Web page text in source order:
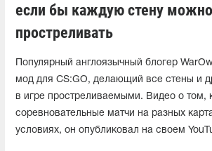
если бы каждую стену
простреливать
Популярный англоязычный блогер
мод для CS:GO, делающий все стены и
в игре простреливаемыми. Видео о том,
соревновательные матчи на разных
условиях, он опубликовал на своем